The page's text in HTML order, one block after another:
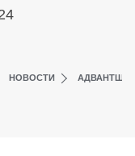
НОВОСТИ АДВАНТШОП